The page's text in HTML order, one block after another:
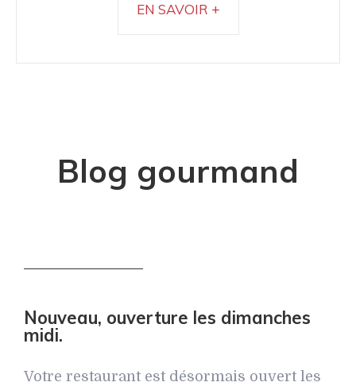
EN SAVOIR +
Blog gourmand
Nouveau, ouverture les dimanches
midi.
Votre restaurant est désormais ouvert les